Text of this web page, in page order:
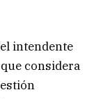
intendente
considera